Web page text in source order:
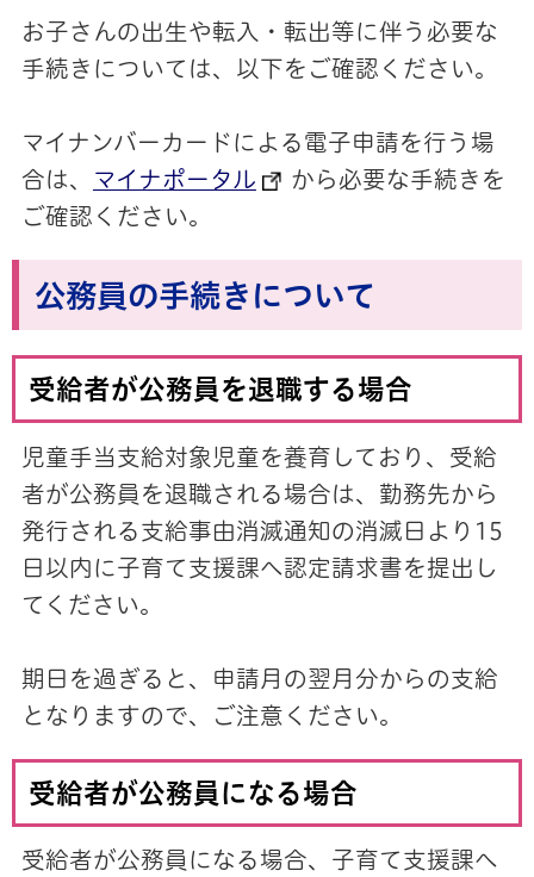
お子さんの出生や転入・転出等に伴う必要な
手続きについては、以下をご確認ください。
マイナンバーカードによる電子申請を行う場
合は、
マイナポータル
から必要な手続きを
ご確認ください。
公務員の手続きについて
受給者が公務員を退職する場合
児童手当支給対象児童を養育しており、受給
者が公務員を退職される場合は、勤務先から
発行される支給事由消滅通知の消滅日より15
日以内に子育て支援課へ認定請求書を提出し
てください。
期日を過ぎると、申請月の翌月分からの支給
となりますので、ご注意ください。
受給者が公務員になる場合
受給者が公務員になる場合、子育て支援課へ